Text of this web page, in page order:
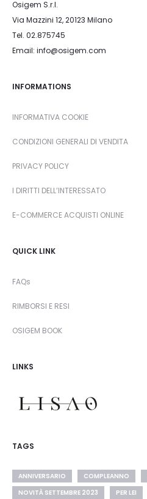
Osigem S.r.l.
Via Mazzini 12, 20123 Milano
Tel. 02.875745
Email: info@osigem.com
INFORMATIONS
INFORMATIVA COOKIE
CONDIZIONI GENERALI DI VENDITA
PRIVACY POLICY
I DIRITTI DELL’INTERESSATO
E-COMMERCE ACQUISTI ONLINE
QUICK LINK
FAQs
RIMBORSI E RESI
OSIGEM BOOK
LINKS
TAGS
ANNIVERSARIO COMPLEANNO
NOVITÀ SETTEMBRE 2023
PER LEI